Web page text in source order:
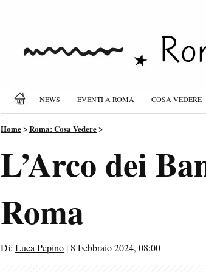
NEWS EVENTI A ROMA COSA VEDERE
Home>Roma: Cosa Vedere>
L’Arco dei
Roma
Di: Luca Pepino | 8 Febbraio 2024, 08:00